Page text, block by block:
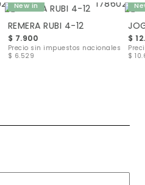
New in
REMERA RUBI 4-12
$ 7.900
Precio sin impuestos nacionales
$ 6.529
$
$